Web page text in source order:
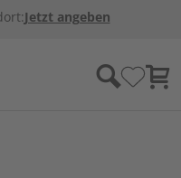
Jetzt angeben